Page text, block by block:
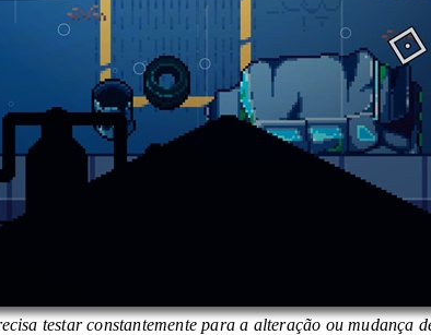
testar constantemente para a alteração ou mudança